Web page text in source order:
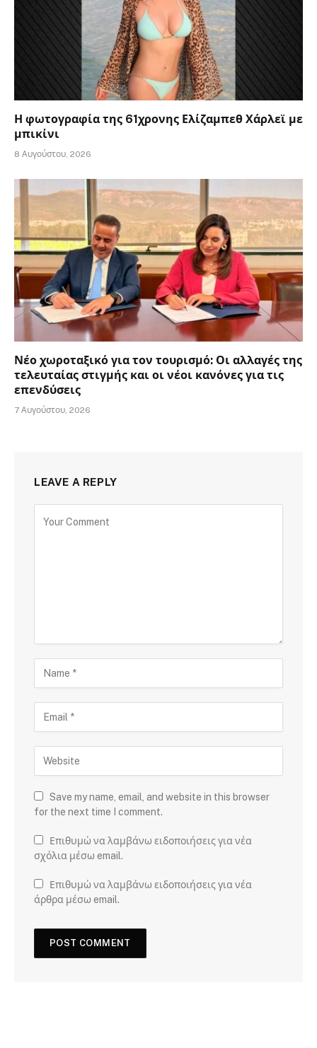
Η φωτογραφία της 61χρονης Ελίζαμπεθ Χάρλεϊ με
μπικίνι
8 Αυγούστου, 2026
Νέο χωροταξικό για τον τουρισμό: Οι αλλαγές της
τελευταίας στιγμής και οι νέοι κανόνες για τις
επενδύσεις
7 Αυγούστου, 2026
LEAVE A REPLY
Save my name, email, and website in this browser
for the next time I comment.
Επιθυμώ να λαμβάνω ειδοποιήσεις για νέα
σχόλια μέσω email.
Επιθυμώ να λαμβάνω ειδοποιήσεις για νέα
άρθρα μέσω email.